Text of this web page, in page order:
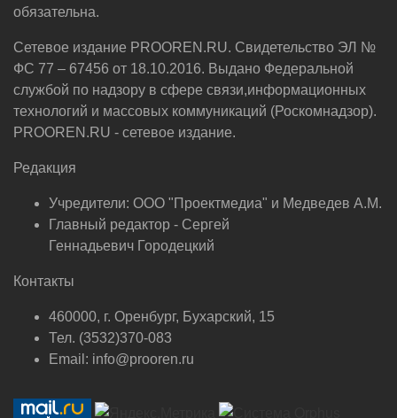
обязательна.
Сетевое издание PROOREN.RU. Свидетельство ЭЛ №
ФС 77 – 67456 от 18.10.2016. Выдано Федеральной
службой по надзору в сфере связи,информационных
технологий и массовых коммуникаций (Роскомнадзор).
PROOREN.RU - сетевое издание.
Редакция
Учредители: ООО "Проектмедиа" и Медведев А.М.
Главный редактор - Сергей
Геннадьевич Городецкий
Контакты
460000, г. Оренбург, Бухарский, 15
Тел. (3532)370-083
Email: info@prooren.ru